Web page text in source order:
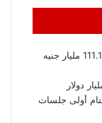
البنوك والشركات تضخ تمويلات عقارية بقيمة 111.131 مليار جنيه
أولى جلسات